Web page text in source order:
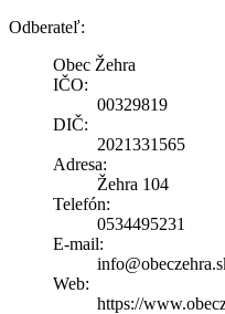
Odberateľ:
Obec Žehra
IČO:
00329819
DIČ:
2021331565
Adresa:
Žehra 104
Telefón:
0534495231
E-mail:
Web:
https://